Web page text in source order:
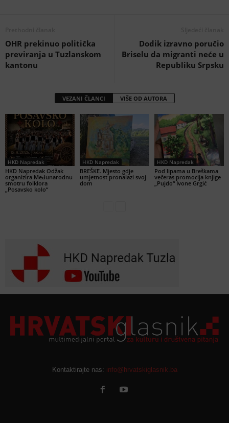
OHR prekinuo politička
previranja u Tuzlanskom
kantonu
Dodik izravno poručio
Briselu da migranti neće u
Republiku Srpsku
VEZANI ČLANCI VIŠE OD AUTORA
HKD Napredak
HKD Napredak Odžak
organizira Međunarodnu
smotru folklora
„Posavsko kolo“
HKD Napredak
BREŠKE. Mjesto gdje
umjetnost pronalazi svoj
dom
HKD Napredak
Pod lipama u Breškama
večeras promocija knjige
„Pujdo“ Ivone Grgić
Kontaktirajte nas: info@hrvatskiglasnik.ba